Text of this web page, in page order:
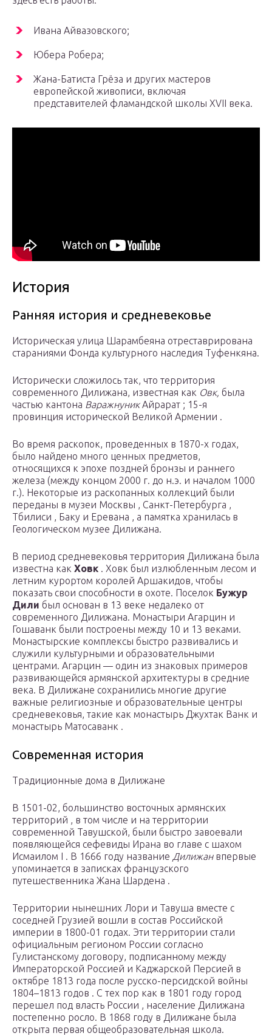
Ивана Айвазовского;
Юбера Робера;
Жана-Батиста Грёза и других мастеров
европейской живописи, включая
представителей фламандской школы XVII века.
История
Ранняя история и средневековье
Историческая улица Шарамбеяна отреставрирована
стараниями Фонда культурного наследия Туфенкяна.
Исторически сложилось так, что территория
современного Дилижана, известная как Овк, была
частью кантона ВаражнуникАйрарат ; 15-я
провинция исторической Великой Армении .
Во время раскопок, проведенных в 1870-х годах,
было найдено много ценных предметов,
относящихся к эпохе поздней бронзы и раннего
железа (между концом 2000 г. до н.э. и началом 1000
г.). Некоторые из раскопанных коллекций были
переданы в музеи Москвы , Санкт-Петербурга ,
Тбилиси , Баку и Еревана , а памятка хранилась в
Геологическом музее Дилижана.
В период средневековья территория Дилижана была
известна как Ховк . Ховк был излюбленным лесом и
летним курортом королей Аршакидов, чтобы
показать свои способности в охоте. Поселок Бужур
Дили был основан в 13 веке недалеко от
современного Дилижана. Монастыри Агарцин и
Гошаванк были построены между 10 и 13 веками.
Монастырские комплексы быстро развивались и
служили культурными и образовательными
центрами. Агарцин — один из знаковых примеров
развивающейся армянской архитектуры в средние
века. В Дилижане сохранились многие другие
важные религиозные и образовательные центры
средневековья, такие как монастырь Джухтак Ванк и
монастырь Матосаванк .
Современная история
Традиционные дома в Дилижане
В 1501-02, большинство восточных армянских
территорий , в том числе и на территории
современной Тавушской, были быстро завоевали
появляющейся сефевиды Ирана во главе с шахом
Исмаилом I . В 1666 году название Дилижан впервые
упоминается в записках французского
путешественника Жана Шардена .
Территории нынешних Лори и Тавуша вместе с
соседней Грузией вошли в состав Российской
империи в 1800-01 годах. Эти территории стали
официальным регионом России согласно
Гулистанскому договору, подписанному между
Императорской Россией и Каджарской Персией в
октябре 1813 года после русско-персидской войны
1804–1813 годов . С тех пор как в 1801 году город
перешел под власть России , население Дилижана
постепенно росло. В 1868 году в Дилижане была
открыта первая общеобразовательная школа.